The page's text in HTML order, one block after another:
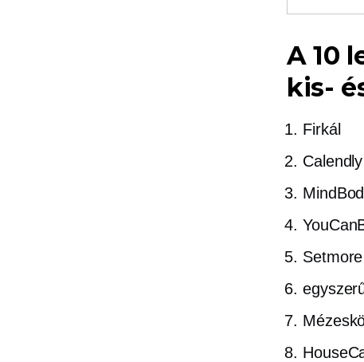
A 10
kis-
Firkál
Calendly
Setmore